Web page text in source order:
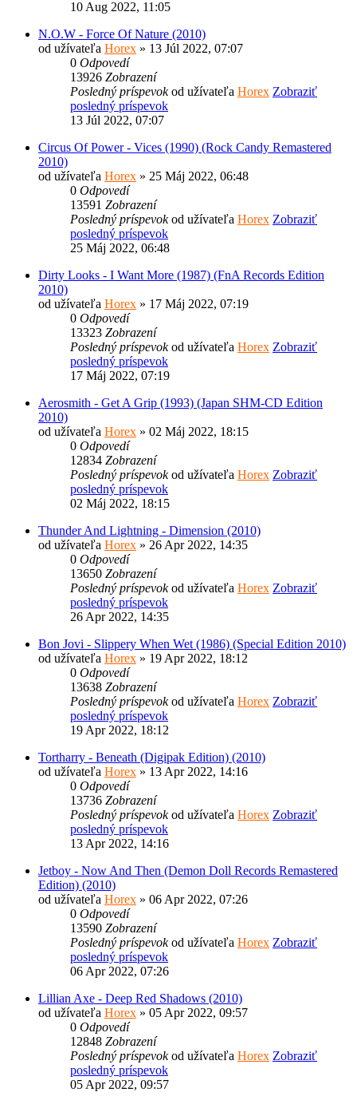
10 Aug 2022, 11:05
N.O.W - Force Of Nature (2010)
od užívateľa Horex » 13 Júl 2022, 07:07
0 Odpovedí
13926 Zobrazení
Posledný príspevokod užívateľa Horex Zobraziť
posledný príspevok
13 Júl 2022, 07:07
Circus Of Power - Vices (1990) (Rock Candy Remastered
2010)
od užívateľa Horex » 25 Máj 2022, 06:48
0 Odpovedí
13591 Zobrazení
Posledný príspevokod užívateľa Horex Zobraziť
posledný príspevok
25 Máj 2022, 06:48
Dirty Looks - I Want More (1987) (FnA Records Edition
2010)
od užívateľa Horex » 17 Máj 2022, 07:19
0 Odpovedí
13323 Zobrazení
Posledný príspevokod užívateľa Horex Zobraziť
posledný príspevok
17 Máj 2022, 07:19
Aerosmith - Get A Grip (1993) (Japan SHM-CD Edition
2010)
od užívateľa Horex » 02 Máj 2022, 18:15
0 Odpovedí
12834 Zobrazení
Posledný príspevokod užívateľa Horex Zobraziť
posledný príspevok
02 Máj 2022, 18:15
Thunder And Lightning - Dimension (2010)
od užívateľa Horex » 26 Apr 2022, 14:35
0 Odpovedí
13650 Zobrazení
Posledný príspevokod užívateľa Horex Zobraziť
posledný príspevok
26 Apr 2022, 14:35
Bon Jovi - Slippery When Wet (1986) (Special Edition 2010)
od užívateľa Horex » 19 Apr 2022, 18:12
0 Odpovedí
13638 Zobrazení
Posledný príspevokod užívateľa Horex Zobraziť
posledný príspevok
19 Apr 2022, 18:12
Tortharry - Beneath (Digipak Edition) (2010)
od užívateľa Horex » 13 Apr 2022, 14:16
0 Odpovedí
13736 Zobrazení
Posledný príspevokod užívateľa Horex Zobraziť
posledný príspevok
13 Apr 2022, 14:16
Jetboy - Now And Then (Demon Doll Records Remastered
Edition) (2010)
od užívateľa Horex » 06 Apr 2022, 07:26
0 Odpovedí
13590 Zobrazení
Posledný príspevokod užívateľa Horex Zobraziť
posledný príspevok
06 Apr 2022, 07:26
Lillian Axe - Deep Red Shadows (2010)
od užívateľa Horex » 05 Apr 2022, 09:57
0 Odpovedí
12848 Zobrazení
Posledný príspevokod užívateľa Horex Zobraziť
posledný príspevok
05 Apr 2022, 09:57